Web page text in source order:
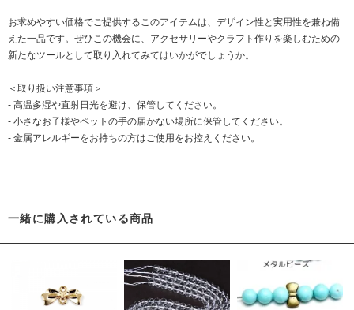
お求めやすい価格でご提供するこのアイテムは、デザイン性と実用性を兼ね備
えた一品です。ぜひこの機会に、アクセサリーやクラフト作りを楽しむための
新たなツールとして取り入れてみてはいかがでしょうか。
＜取り扱い注意事項＞
- 高温多湿や直射日光を避け、保管してください。
- 小さなお子様やペットの手の届かない場所に保管してください。
- 金属アレルギーをお持ちの方はご使用をお控えください。
一緒に購入されている商品